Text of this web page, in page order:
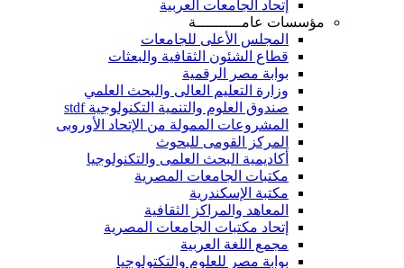
إتحاد الجامعات العربية
مؤسسات عامــــــــــة
المجلس الأعلى للجامعات
قطاع الشئون الثقافية والبعثات
بوابة مصر الرقمية
وزارة التعليم العالى والبحث العلمي
صندوق العلوم والتنمية التكنولوجية stdf
المشروعات الممولة من الإتحاد الأوروبى
المركز القومى للبحوث
أكاديمية البحث العلمى والتكنولوجيا
مكتبات الجامعات المصرية
مكتبة الإسكندرية
المعاهد والمراكز الثقافية
إتحاد مكتبات الجامعات المصرية
مجمع اللغة العربية
بوابة مصر للعلوم والتكتولوجيا